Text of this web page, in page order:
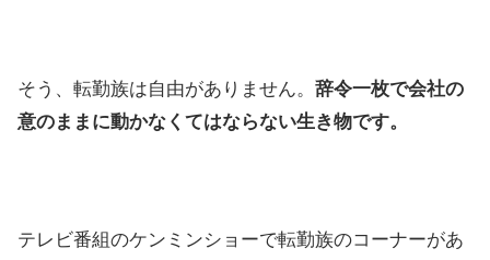
そう、転勤族は自由がありません。 辞令一枚で会社の
意のままに動かなくてはならない生き物です。
テレビ番組のケンミンショーで転勤族のコーナーがあ